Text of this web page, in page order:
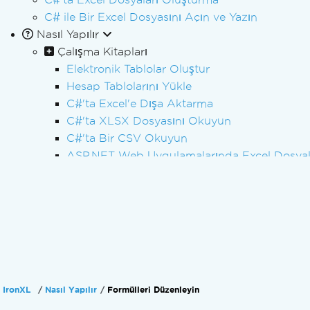
C# ile Bir Excel Dosyasını Açın ve Yazın
Nasıl Yapılır
Çalışma Kitapları
Elektronik Tablolar Oluştur
Hesap Tablolarını Yükle
C#'ta Excel'e Dışa Aktarma
C#'ta XLSX Dosyasını Okuyun
C#'ta Bir CSV Okuyun
ASP.NET Web Uygulamalarında Excel
Çalışma Kitabını Parola ile Şifreleme
IronXL Nasıl Yapılır Formülleri Düzenleyin